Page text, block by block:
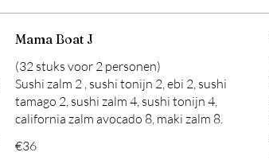
Mama Boat J
(32 stuks voor 2 personen)
Sushi zalm 2 , sushi tonijn 2, ebi 2, sushi
tamago 2, sushi zalm 4, sushi tonijn 4,
california zalm avocado 8, maki zalm 8.
€36